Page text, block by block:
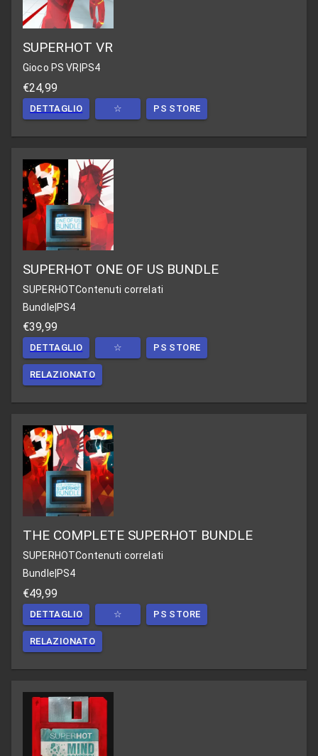
SUPERHOT VR
Gioco PS VR PS4
€24,99
DETTAGLIO ☆ PS STORE
SUPERHOT ONE OF US BUNDLE
SUPERHOTContenuti correlati
Bundle|PS4
€39,99
DETTAGLIO ☆ PS STORE
RELAZIONATO
THE COMPLETE SUPERHOT BUNDLE
SUPERHOTContenuti correlati
Bundle PS4
€49,99
DETTAGLIO ☆ PS STORE
RELAZIONATO